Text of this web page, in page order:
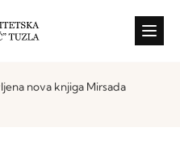
nova knjiga Mirsada